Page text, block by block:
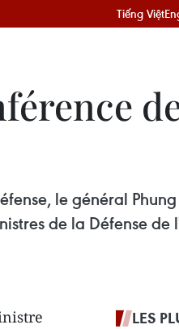
Tiếng Việt
le général
de la Défense de
LES